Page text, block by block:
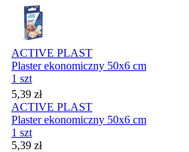
ACTIVE PLAST
Plaster ekonomiczny 50x6 cm
1 szt
Cena
5,39 zł
ACTIVE PLAST
Plaster ekonomiczny 50x6 cm
1 szt
Cena
5,39 zł